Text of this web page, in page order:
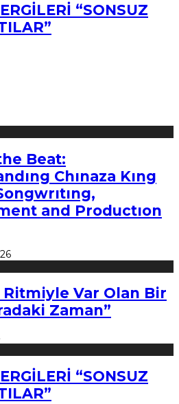
“SONSUZ
Beat:
Chınaza Kıng
and Productıon
Ritmiyle Var Olan Bir
Zaman”
“SONSUZ